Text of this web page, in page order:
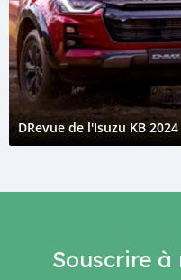
DRevue de l'Isuzu KB 2024
Souscrire